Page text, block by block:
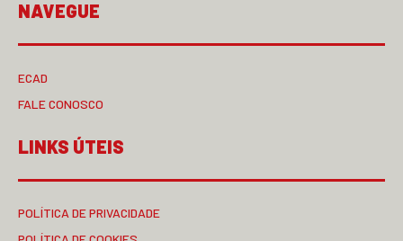
NAVEGUE
ECAD
FALE CONOSCO
LINKS ÚTEIS
POLÍTICA DE PRIVACIDADE